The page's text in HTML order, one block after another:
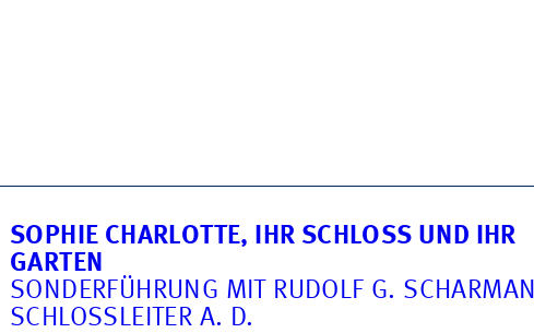
SOPHIE CHARLOTTE, IHR SCHLOSS UND IHR
GARTEN
SONDERFÜHRUNG MIT RUDOLF G.
SCHLOSSLEITER A. D.